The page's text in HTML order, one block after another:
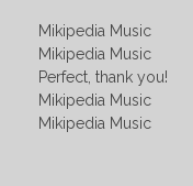
Mikipedia Music
Mikipedia Music
Perfect, thank you!
Mikipedia Music
Mikipedia Music